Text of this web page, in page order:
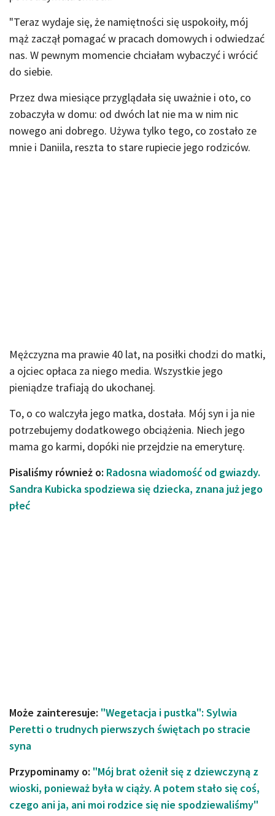
"Teraz wydaje się, że namiętności się uspokoiły, mój
mąż zaczął pomagać w pracach domowych i odwiedzać
nas. W pewnym momencie chciałam wybaczyć i wrócić
do siebie.
Przez dwa miesiące przyglądała się uważnie i oto, co
zobaczyła w domu: od dwóch lat nie ma w nim nic
nowego ani dobrego. Używa tylko tego, co zostało ze
mnie i Daniila, reszta to stare rupiecie jego rodziców.
Mężczyzna ma prawie 40 lat, na posiłki chodzi do matki,
a ojciec opłaca za niego media. Wszystkie jego
pieniądze trafiają do ukochanej.
To, o co walczyła jego matka, dostała. Mój syn i ja nie
potrzebujemy dodatkowego obciążenia. Niech jego
mama go karmi, dopóki nie przejdzie na emeryturę.
Pisaliśmy również o: Radosna wiadomość od gwiazdy.
Sandra Kubicka spodziewa się dziecka, znana już jego
płeć
Może zainteresuje: "Wegetacja i pustka": Sylwia
Peretti o trudnych pierwszych świętach po stracie
syna
Przypominamy o: "Mój brat ożenił się z dziewczyną z
wioski, ponieważ była w ciąży. A potem stało się coś,
czego ani ja, ani moi rodzice się nie spodziewaliśmy"